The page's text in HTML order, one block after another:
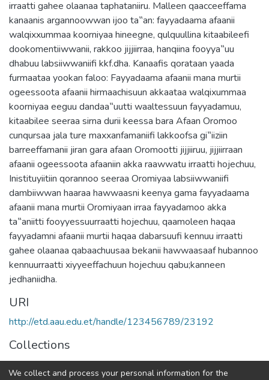
irraatti gahee olaanaa taphataniiru. Malleen qaacceeffama
kanaanis argannoowwan ijoo ta‟an: fayyadaama afaanii
walqixxummaa koorniyaa hineegne, qulquullina kitaabileefi
dookomentiiwwanii, rakkoo jijjiirraa, hanqiina fooyya‟uu
dhabuu labsiiwwaniifi kkf.dha. Kanaafis qorataan yaada
furmaataa yookan faloo: Fayyadaama afaanii mana murtii
ogeessoota afaanii hirmaachisuun akkaataa walqixummaa
koorniyaa eeguu dandaa‟uutti waaltessuun fayyadamuu,
kitaabilee seeraa sirna durii keessa bara Afaan Oromoo
cunqursaa jala ture maxxanfamaniifi lakkoofsa gi‟iiziin
barreeffamanii jiran gara afaan Oromootti jijjiiruu, jijjiirraan
afaanii ogeessoota afaaniin akka raawwatu irraatti hojechuu,
Inistituyiitiin qorannoo seeraa Oromiyaa labsiiwwaniifi
dambiiwwan haaraa hawwaasni keenya gama fayyadaama
afaanii mana murtii Oromiyaan irraa fayyadamoo akka
ta‟aniitti fooyyessuurraatti hojechuu, qaamoleen haqaa
fayyadamni afaanii murtii haqaa dabarsuufi kennuu irraatti
gahee olaanaa qabaachuusaa bekanii hawwaasaaf hubannoo
kennuurraatti xiyyeeffachuun hojechuu qabu;kanneen
jedhaniidha.
URI
http://etd.aau.edu.et/handle/123456789/23192
Collections
Oromo Language, Literature and Folklore
We collect and process your personal information for the